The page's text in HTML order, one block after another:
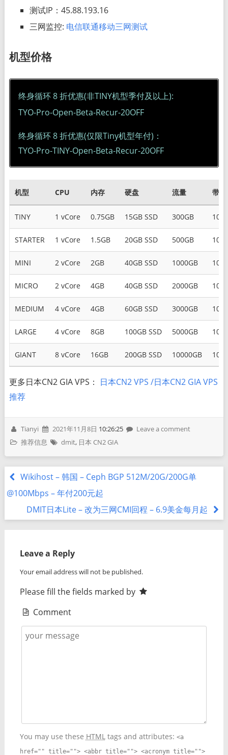
测试IP：45.88.193.16
三网监控: 电信联通移动三网测试
机型价格
终身循环 8 折优惠(非TINY机型季付及以上):
TYO-Pro-Open-Beta-Recur-20OFF
终身循环 8 折优惠(仅限Tiny机型年付)：
TYO-Pro-TINY-Open-Beta-Recur-20OFF
机型 CPU 内存 硬盘 流量 带宽
机型 CPU 内存 硬盘 流量 带宽
TINY 1 vCore 0.75GB 15GB SSD 300GB
STARTER 1 vCore 1.5GB 20GB SSD 500GB
MINI 2 vCore 2GB 40GB SSD 1000GB
MICRO 2 vCore 4GB 40GB SSD 2000GB
MEDIUM 4 vCore 4GB 60GB SSD 3000GB
LARGE 4 vCore 8GB 100GB SSD 5000GB
GIANT 8 vCore 16GB 200GB SSD 10000GB
更多日本CN2 GIA VPS： 日本CN2 VPS /日本CN2 GIA VPS
推荐
Tianyi 2021年11月8日 10:26:25
Leave a comment
推荐信息
dmit, 日本 CN2 GIA
Wikihost – 韩国 – Ceph BGP 512M/20G/200G单
@100Mbps – 年付200元起
DMIT日本Lite – 改为三网CMI回程 – 6.9美金每月起
Leave a Reply
Your email address will not be published.
Please fill the fields marked by
Comment
You may use these HTMLtags and attributes: <a
href="" title=""> <abbr title=""> <acronym title="">